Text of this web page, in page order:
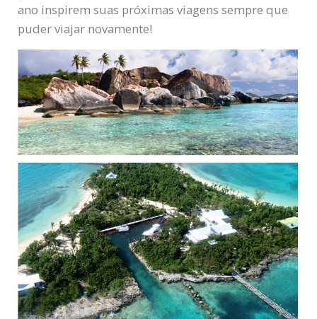
ano inspirem suas próximas viagens sempre que
puder viajar novamente!